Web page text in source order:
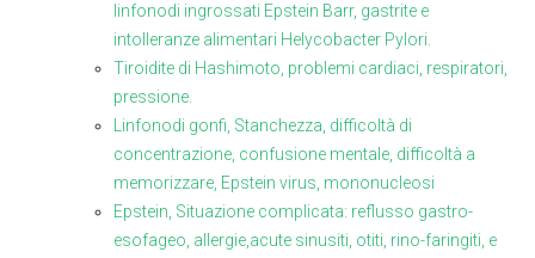
linfonodi ingrossati Epstein Barr, gastrite e
intolleranze alimentari Helycobacter Pylori.
Tiroidite di Hashimoto, problemi cardiaci, respiratori,
pressione.
Linfonodi gonfi, Stanchezza, difficoltà di
concentrazione, confusione mentale, difficoltà a
memorizzare, Epstein virus, mononucleosi
Epstein, Situazione complicata: reflusso gastro-
esofageo, allergie,acute sinusiti, otiti, rino-faringiti, e